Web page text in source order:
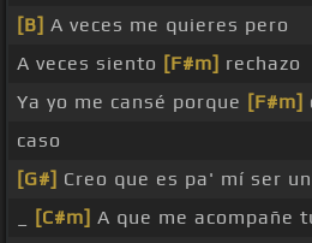
[B] A veces me quieres pero
A veces siento [F#m] rechazo
Ya yo me cansé porque [F#m]
caso
[G#] Creo que es pa' mí ser
[C#m] A que me acompañe